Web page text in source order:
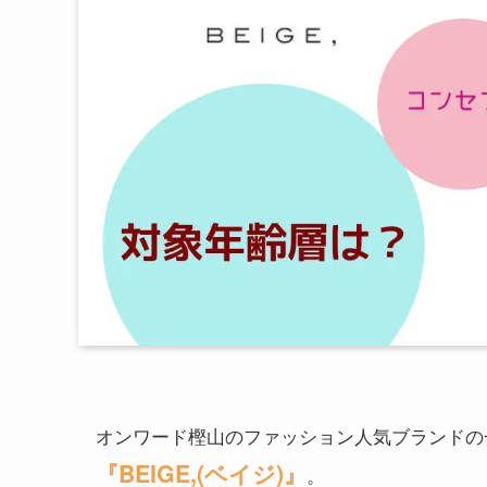
オンワード樫山のファッション人気ブランド
『BEIGE,(ベイジ)』 。